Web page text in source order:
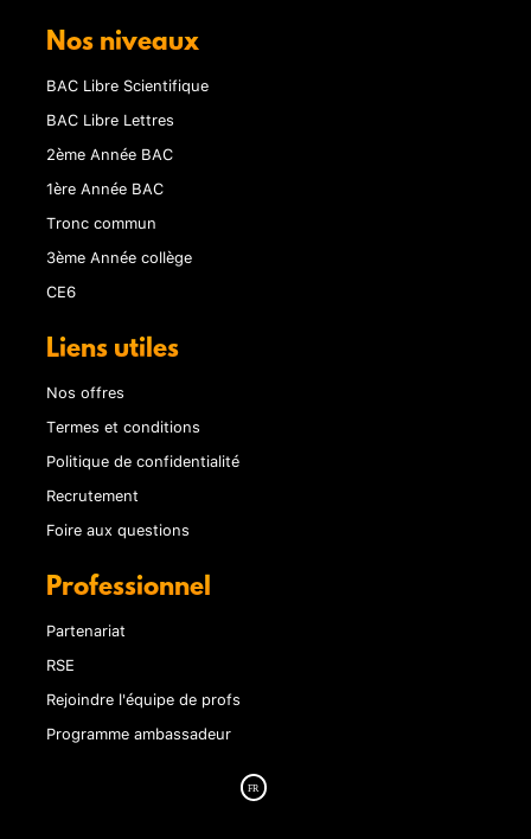
Nos niveaux
BAC Libre Scientifique
BAC Libre Lettres
2ème Année BAC
1ère Année BAC
Tronc commun
3ème Année collège
CE6
Liens utiles
Nos offres
Termes et conditions
Politique de confidentialité
Recrutement
Foire aux questions
Professionnel
Partenariat
RSE
Rejoindre l'équipe de profs
Programme ambassadeur